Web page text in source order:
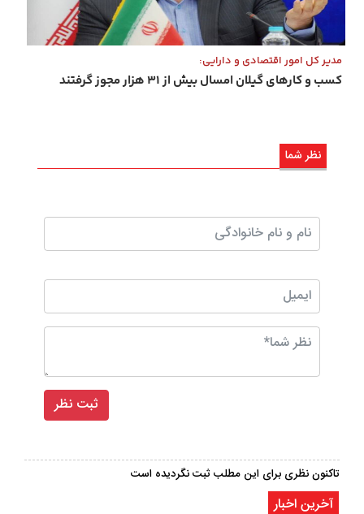
مدیر کل امور اقتصادی و دارایی:
کسب و کارهای گیلان امسال بیش از ۳۱ هزار مجوز گرفتند
نظر شما
تاکنون نظری برای این مطلب ثبت نگردیده است
آخرین اخبار